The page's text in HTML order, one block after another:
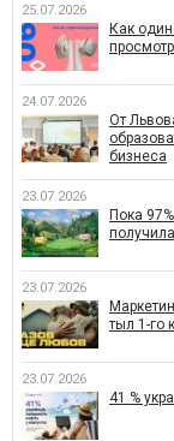
25.07.2026
Как
24.07.2026
От
бизнеса
23.07.2026
Пока
23.07.2026
тыл 1-го
23.07.2026
41 %